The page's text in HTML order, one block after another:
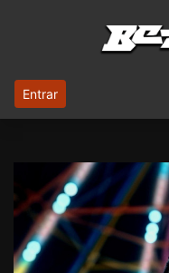
Entrar